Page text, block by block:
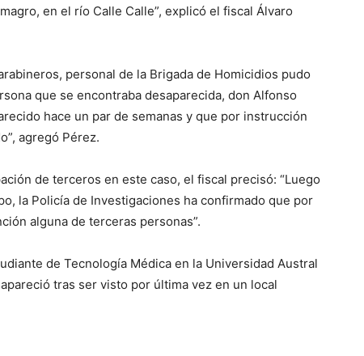
en el río Calle Calle”, explicó el fiscal Álvaro
personal de la Brigada de Homicidios pudo
que se encontraba desaparecida, don Alfonso
hace un par de semanas y que por instrucción
agregó Pérez.
de terceros en este caso, el fiscal precisó: “Luego
la Policía de Investigaciones ha confirmado que por
alguna de terceras personas”.
de Tecnología Médica en la Universidad Austral
tras ser visto por última vez en un local